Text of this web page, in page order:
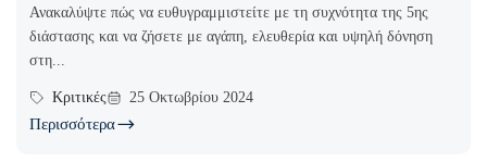
Ανακαλύψτε πώς να ευθυγραμμιστείτε με τη συχνότητα της 5ης
διάστασης και να ζήσετε με αγάπη, ελευθερία και υψηλή δόνηση
στη...
Κριτικές 25 Οκτωβρίου 2024
Περισσότερα